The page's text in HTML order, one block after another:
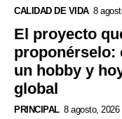
CALIDAD DE VIDA 8
El proyecto
proponérselo:
un hobby y
global
PRINCIPAL 8 agosto, 2026